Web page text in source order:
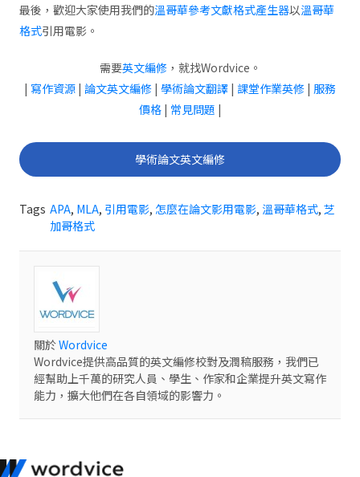
最後，歡迎大家使用我們的溫哥華參考文獻格式產生器以溫哥華
格式引用電影。
需要英文編修，就找Wordvice。
| 寫作資源 | 論文英文編修 | 學術論文翻譯 | 課堂作業英修 | 服務
價格| 常見問題 |
學術論文英文編修
Tags APA, MLA, 引用電影, 怎麼在論文影用電影, 溫哥華格式, 芝
加哥格式
關於Wordvice
Wordvice提供高品質的英文編修校對及潤稿服務，我們已
經幫助上千萬的研究人員、學生、作家和企業提升英文寫作
能力，擴大他們在各自領域的影響力。